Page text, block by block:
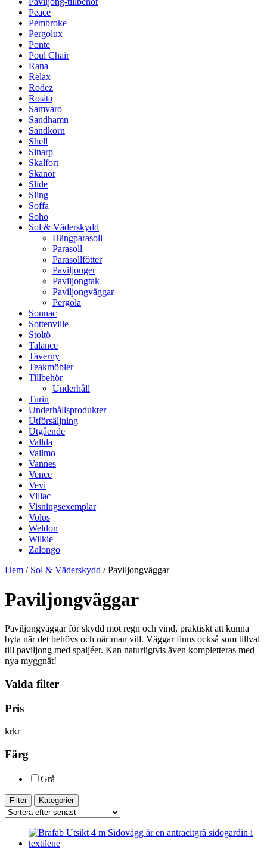
Peace
Pembroke
Pergolux
Ponte
Poul Chair
Rana
Relax
Rodez
Rosita
Samvaro
Sandhamn
Sandkorn
Shell
Sinarp
Skalfort
Skanör
Slide
Sling
Soffa
Soho
Sol & Väderskydd
Hängparasoll
Parasoll
Parasollfötter
Paviljonger
Paviljongtak
Paviljongväggar
Pergola
Sonnac
Sottenville
Stoltö
Talance
Taverny
Teakmöbler
Tillbehör
Underhåll
Turin
Underhållsprodukter
Utförsäljning
Utgående
Vallda
Vallmo
Vannes
Vence
Vevi
Villac
Visningsexemplar
Volos
Weldon
Wilkie
Zalongo
Hem / Sol & Väderskydd / Paviljongväggar
Paviljongväggar
Paviljongväggar för skydd mot regn och vind, praktiskt att kunna
byta när det behövs och när man vill. Väggar finns också som tillval
till paviljong med spaljéer. Kan naturligtvis även kompletteras med
nya myggnät!
Valda filter
Pris
krkr
Färg
Grå
Filter Kategorier